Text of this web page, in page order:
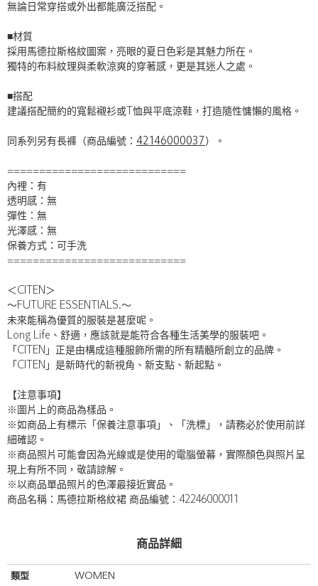
無論日常穿搭或外出都能廣泛搭配。
■材質
採用馬德拉斯格紋圖案，亮眼的夏日色彩是其魅力所在。
獨特的布料紋理與柔軟涼爽的穿著感，更是其迷人之處。
■搭配
建議搭配簡約的寬鬆襯衫或T恤與平底涼鞋，打造隨性慵懶的風格。
同系列另有長褲（商品編號： 42146000037 ）。
============================
內裡：有
透明感：無
彈性：無
光澤感：無
保養方式：可手洗
============================
＜CITEN＞
〜FUTURE ESSENTIALS.〜
未來能稱為優質的服裝是甚麼呢。
Long Life、舒適，應該就是能符合各種生活美學的服裝吧。
「CITEN」正是由構成這種服飾所需的所有精髓所創立的品牌。
「CITEN」是新時代的新視角、新支點、新起點。
【注意事項】
※圖片上的商品為樣品。
※如商品上有標示「保養注意事項」、「洗標」，請務必於使用前詳
細確認。
※商品照片可能會因為光線或是使用的電腦螢幕，實際顏色與照片呈
現上有所不同，敬請諒解。
※以商品單品照片的色澤最接近實品。
商品名稱：馬德拉斯格紋裙 商品編號：42246000011
商品詳細
類型 WOMEN